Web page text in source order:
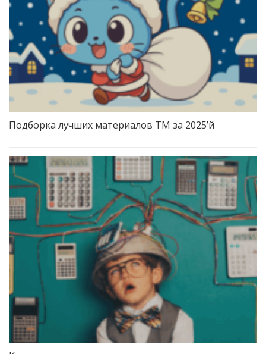
Подборка лучших материалов TM за 2025’й